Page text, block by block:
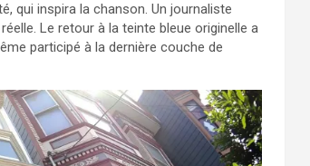
qui inspira la chanson. Un journaliste
Le retour à la teinte bleue originelle a
participé à la dernière couche de